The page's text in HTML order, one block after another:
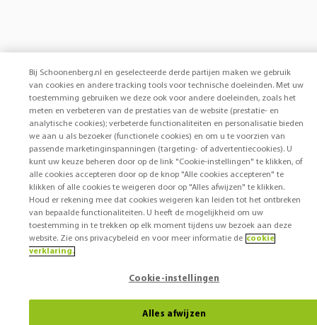
Bij Schoonenberg.nl en geselecteerde derde partijen maken we gebruik
van cookies en andere tracking tools voor technische doeleinden. Met uw
toestemming gebruiken we deze ook voor andere doeleinden, zoals het
meten en verbeteren van de prestaties van de website (prestatie- en
analytische cookies); verbeterde functionaliteiten en personalisatie bieden
we aan u als bezoeker (functionele cookies) en om u te voorzien van
passende marketinginspanningen (targeting- of advertentiecookies). U
kunt uw keuze beheren door op de link "Cookie-instellingen" te klikken, of
alle cookies accepteren door op de knop "Alle cookies accepteren" te
klikken of alle cookies te weigeren door op "Alles afwijzen" te klikken.
Houd er rekening mee dat cookies weigeren kan leiden tot het ontbreken
van bepaalde functionaliteiten. U heeft de mogelijkheid om uw
toestemming in te trekken op elk moment tijdens uw bezoek aan deze
website. Zie ons privacybeleid en voor meer informatie de cookie
verklaring.
Cookie-instellingen
Alles afwijzen